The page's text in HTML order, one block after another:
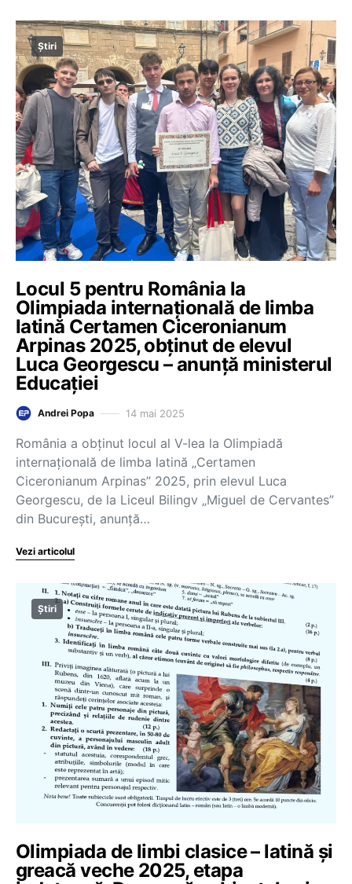
Știri
Locul 5 pentru România la
Olimpiada internațională de limba
latină Certamen Ciceronianum
Arpinas 2025, obținut de elevul
Luca Georgescu – anunță ministerul
Educației
Andrei Popa 14 mai 2025
România a obținut locul al V-lea la Olimpiadă
internațională de limba latină „Certamen
Ciceronianum Arpinas” 2025, prin elevul Luca
Georgescu, de la Liceul Bilingv „Miguel de Cervantes”
din București, anunță…
Vezi articolul
Știri
Olimpiada de limbi clasice – latină și
greacă veche 2025, etapa